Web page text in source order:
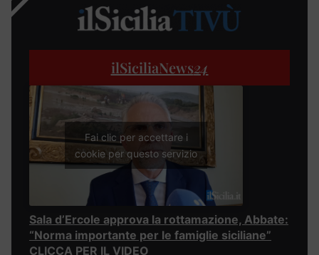
ilSiciliaNews24
Fai clic per accettare i
cookie per questo servizio
Sala d’Ercole approva la rottamazione, Abbate:
“Norma importante per le famiglie siciliane”
CLICCA PER IL VIDEO